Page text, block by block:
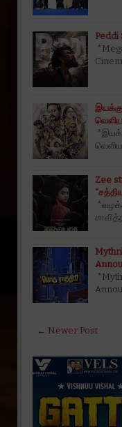
Peddi
Zee
← Newer Post